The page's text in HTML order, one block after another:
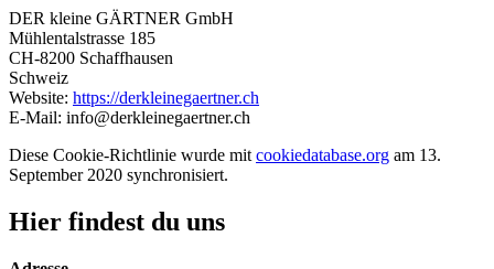
DER kleine GÄRTNER GmbH
Mühlentalstrasse 185
CH-8200 Schaffhausen
Schweiz
Website: https://derkleinegaertner.ch
E-Mail: info@derkleinegaertner.ch
Diese Cookie-Richtlinie wurde mit cookiedatabase.org am 13.
September 2020 synchronisiert.
Hier findest du uns